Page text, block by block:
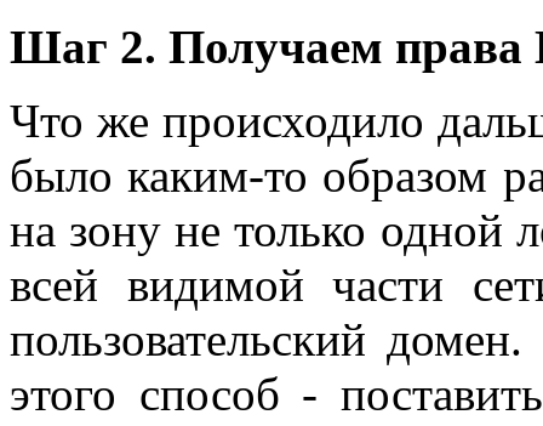
Шаг 2. Получаем права
Что же происходило
было каким-то образом
на зону не только одной
всей видимой части
пользовательский
этого способ -